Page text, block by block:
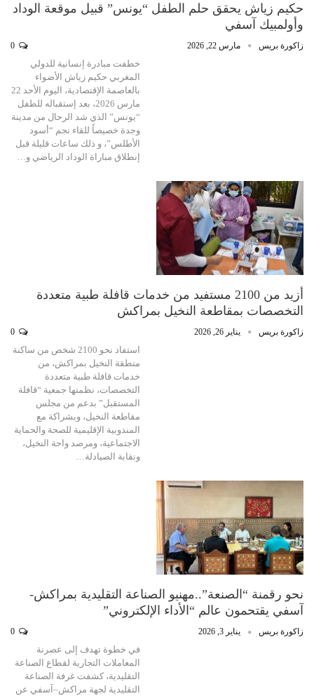
حكيم زياش يحقق حلم الطفل “يونس” قبيل موقعة الوداد
وأولمبيك آسفي
زاكورة بريس مارس 22, 2026
خطفت مبادرة إنسانية للدولي
المغربي حكيم زياش الأضواء
بالعاصمة الإقتصادية، اليوم الأحد 22
مارس 2026، بعد إستقباله للطفل
“يونس” الذي شد الرحال من مدينة
وجدة خصيصاً للقاء نجم “أسود
الأطلس”، و ذلك ساعات قليلة قبل
إنطلاق مباراة الوداد الرياضي و…
أزيد من 2100 مستفيد من خدمات قافلة طبية متعددة
التخصصات بمقاطعة النخيل بمراكش
زاكورة بريس يناير 26, 2026
استفاد نحو 2100 شخص من ساكنة
منطقة النخيل بمراكش، من
خدمات قافلة طبية متعددة
التخصصات، نظمتها جمعية “قافلة
المستقبل” بدعم من مجلس
مقاطعة النخيل، وبشراكة مع
المندوبية الإقليمية للصحة والحماية
الاجتماعية، ومرصد واحة النخيل،
ونقابة الصيادلة…
نحو رقمنة “الصنعة”..مهنيو الصناعة التقليدية بمراكش-
آسفي يقتحمون عالم “الأداء الإلكتروني”
زاكورة بريس يناير 3, 2026
في خطوة تهدف إلى عصرنة
المعاملات التجارية لقطاع الصناعة
التقليدية، كشفت غرفة الصناعة
التقليدية لجهة مراكش–آسفي عن